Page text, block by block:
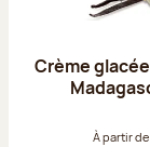
Crème
À partir de